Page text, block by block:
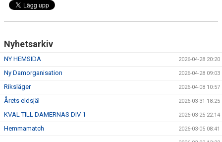
Nyhetsarkiv
NY HEMSIDA 2026-04-28 20:20
Ny Damorganisation 2026-04-28 09:03
Riksläger 2026-04-08 10:57
Årets eldsjäl 2026-03-31 18:25
KVAL TILL DAMERNAS DIV 1 2026-03-25 22:14
Hemmamatch 2026-03-05 08:41